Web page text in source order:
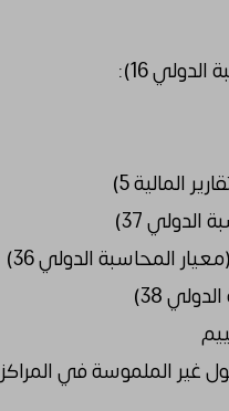
16):
المالية 5)
37)
المحاسبة الدولي 36)
38)
غير الملموسة في المراكز